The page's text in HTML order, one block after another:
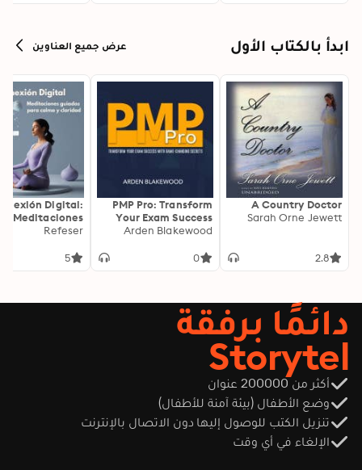
ابدأ بالكتاب الأول عرض جميع العناوين
A Country Doctor
Sarah Orne Jewett
2.8
PMP Pro: Transform
Your Exam Success
with Game-Changing
PMP exam results!
performance on test
day."
Arden Blakewood
0
Digital:
Meditaciones
para Calma y
Refeser
5
دائمًا برفقة
Storytel
أكثر من 200000 عنوان
وضع الأطفال (بيئة آمنة للأطفال)
تنزيل الكتب للوصول إليها دون الاتصال بالإنترنت
الإلغاء في أي وقت